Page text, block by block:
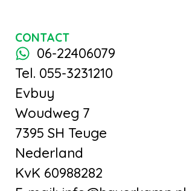
CONTACT
06-22406079
Tel. 055-3231210
Evbuy
Woudweg 7
7395 SH Teuge
Nederland
KvK 60988282